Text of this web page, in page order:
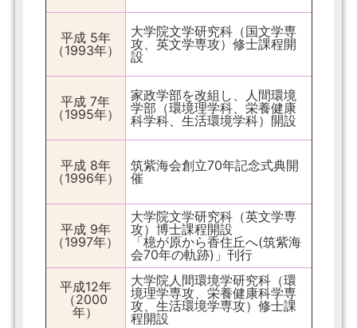
平成 5年
（1993年）
大学院文学研究科（国文学専
攻、英文学専攻）修士課程開
設
平成 7年
（1995年）
家政学部を改組し、人間環境
学部（環境理学科、栄養健康
科学科、生活環境学科）開設
平成 8年
（1996年）
筑紫海会創立70年記念式典開
催
平成 9年
（1997年）
大学院文学研究科（英文学専
攻）博士課程開設
「檍が原から香住丘へ(筑紫海
会70年の軌跡)」刊行
平成12年
（2000
年）
大学院人間環境学研究科（環
境理学専攻、栄養健康科学専
攻、生活環境学専攻）修士課
程開設